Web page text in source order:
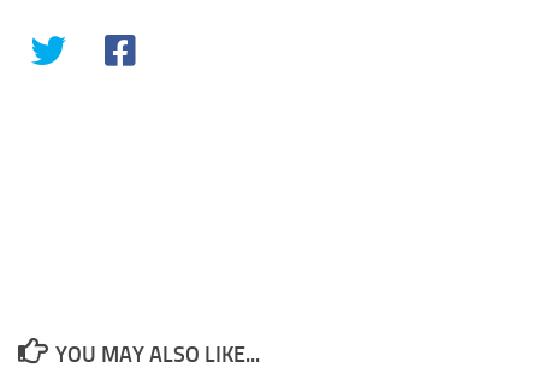
YOU MAY ALSO LIKE...